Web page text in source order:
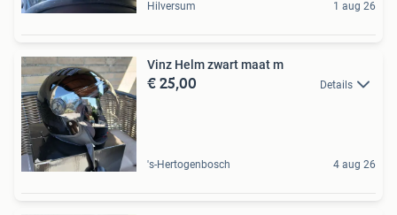
Hilversum 1 aug 26
Vinz Helm zwart maat m
€ 25,00 Details
's-Hertogenbosch 4 aug 26